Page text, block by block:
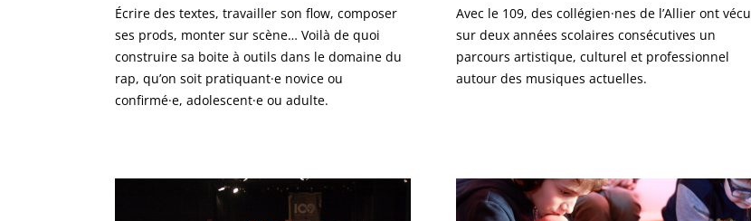
Écrire des textes, travailler son flow, composer
ses prods, monter sur scène… Voilà de quoi
construire sa boite à outils dans le domaine du
rap, qu’on soit pratiquant·e novice ou
confirmé·e, adolescent·e ou adulte.
Avec le 109, des collégien·nes de l’Allier ont vécu
sur deux années scolaires consécutives un
parcours artistique, culturel et professionnel
autour des musiques actuelles.